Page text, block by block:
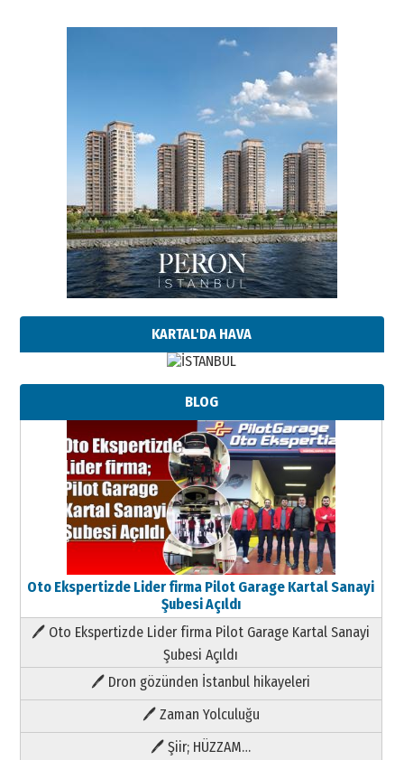
KARTAL'DA HAVA
BLOG
Oto Ekspertizde Lider firma Pilot Garage Kartal Sanayi
Şubesi Açıldı
🖊 Oto Ekspertizde Lider firma Pilot Garage Kartal Sanayi
Şubesi Açıldı
🖊 Dron gözünden İstanbul hikayeleri
🖊 Zaman Yolculuğu
🖊 Şiir; HÜZZAM…